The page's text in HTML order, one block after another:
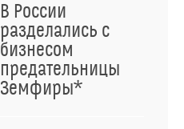
В России
разделались с
бизнесом
предательницы
Земфиры*